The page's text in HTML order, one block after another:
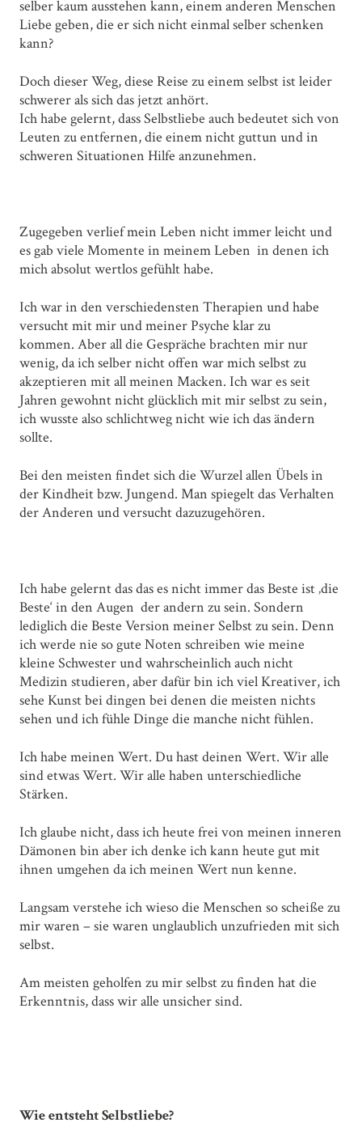
selber kaum ausstehen kann, einem anderen Menschen
Liebe geben, die er sich nicht einmal selber schenken
kann?
Doch dieser Weg, diese Reise zu einem selbst ist leider
schwerer als sich das jetzt anhört.
Ich habe gelernt, dass Selbstliebe auch bedeutet sich von
Leuten zu entfernen, die einem nicht guttun und in
schweren Situationen Hilfe anzunehmen.
Zugegeben verlief mein Leben nicht immer leicht und
es gab viele Momente in meinem Leben in denen ich
mich absolut wertlos gefühlt habe.
Ich war in den verschiedensten Therapien und habe
versucht mit mir und meiner Psyche klar zu
kommen. Aber all die Gespräche brachten mir nur
wenig, da ich selber nicht offen war mich selbst zu
akzeptieren mit all meinen Macken. Ich war es seit
Jahren gewohnt nicht glücklich mit mir selbst zu sein,
ich wusste also schlichtweg nicht wie ich das ändern
sollte.
Bei den meisten findet sich die Wurzel allen Übels in
der Kindheit bzw. Jungend. Man spiegelt das Verhalten
der Anderen und versucht dazuzugehören.
Ich habe gelernt das das es nicht immer das Beste ist ‚die
Beste‘ in den Augen der andern zu sein. Sondern
lediglich die Beste Version meiner Selbst zu sein. Denn
ich werde nie so gute Noten schreiben wie meine
kleine Schwester und wahrscheinlich auch nicht
Medizin studieren, aber dafür bin ich viel Kreativer, ich
sehe Kunst bei dingen bei denen die meisten nichts
sehen und ich fühle Dinge die manche nicht fühlen.
Ich habe meinen Wert. Du hast deinen Wert. Wir alle
sind etwas Wert. Wir alle haben unterschiedliche
Stärken.
Ich glaube nicht, dass ich heute frei von meinen inneren
Dämonen bin aber ich denke ich kann heute gut mit
ihnen umgehen da ich meinen Wert nun kenne.
Langsam verstehe ich wieso die Menschen so scheiße zu
mir waren – sie waren unglaublich unzufrieden mit sich
selbst.
Am meisten geholfen zu mir selbst zu finden hat die
Erkenntnis, dass wir alle unsicher sind.
Wie entsteht Selbstliebe?